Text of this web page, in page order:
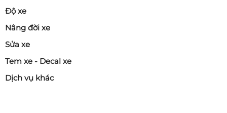
Độ xe
Nâng đời xe
Sửa xe
Tem xe - Decal xe
Dịch vụ khác